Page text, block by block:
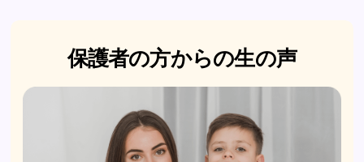
保護者の方からの生の声